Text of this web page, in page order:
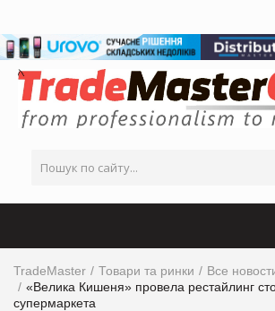
TradeMaster Товари та ринки
Все
«Велика Кишеня» провела рестайлинг
супермаркета